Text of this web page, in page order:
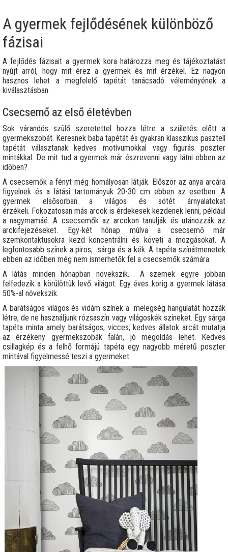
A gyermek fejlődésének különböző
fázisai
A fejlődés fázisait a gyermek kora határozza meg és tájékoztatást
nyújt arról, hogy mit érez a gyermek és mit érzékel. Ez nagyon
hasznos lehet a megfelelő tapétát tanácsadó véleményének a
kiválasztásban.
Csecsemő az első életévben
Sok várandós szülő szeretettel hozza létre a születés előtt a
gyermekszobát. Keresnek baba tapétát és gyakran klasszikus pasztell
tapétát választanak kedves motívumokkal vagy figurás poszter
mintákkal. De mit tud a gyermek már észrevenni vagy látni ebben az
időben?
A csecsemők a fényt még homályosan látják. Először az anya arcára
figyelnek és a látási tartományuk 20-30 cm ebben az esetben. A
gyermek elsősorban a világos és sötét árnyalatokat
érzékeli. Fokozatosan más arcok is érdekesek kezdenek lenni, például
a nagymamáé. A csecsemők az arcokon tanulják és utánozzák az
arckifejezéseket. Egy-két hónap múlva a csecsemő már
szemkontaktusokra kezd koncentrálni és követi a mozgásokat. A
legfontosabb színek a piros, sárga és a kék. A tapéta színátmenetek
ebben az időben még nem ismerhetők fel a csecsemők számára.
A látás minden hónapban növekszik. A szemek egyre jobban
felfedezik a körülöttük levő világot. Egy éves korig a gyermek látása
50%-al növekszik.
A barátságos világos és vidám színek a melegség hangulatát hozzák
létre, de ne használjunk rózsaszín vagy világoskék színeket. Egy sárga
tapéta minta amely barátságos, vicces, kedves állatok arcát mutatja
az érzékeny gyermekszobák falán, jó megoldás lehet. Kedves
csillagkép és a felhő formájú tapéta egy nagyobb méretű poszter
mintával figyelmessé teszi a gyermeket.